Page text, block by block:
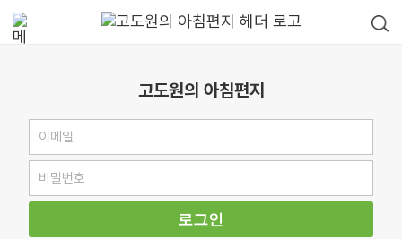
고도원의 아침편지
로그인